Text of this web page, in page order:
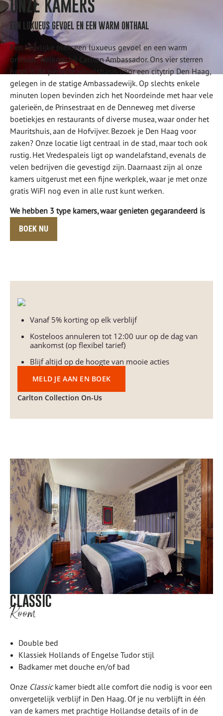
ONZE KAMERS
EEN LUXUEUS GEVOEL EN EEN WARM ONTHAAL
Een heerlijke plek, een luxueus gevoel en een warm
onthaal. Welkom bij Carlton Ambassador. Ons vier sterren
hotel is de perfecte uitvalsbasis voor een citytrip Den Haag,
gelegen in de statige Ambassadewijk. Op slechts enkele
minuten lopen bevinden zich het Noordeinde met haar vele
galerieën, de Prinsestraat en de Denneweg met diverse
boetiekjes en restaurants of diverse musea, waar onder het
Mauritshuis, aan de Hofvijver. Bezoek je Den Haag voor
zaken? Onze locatie ligt centraal in de stad, maar toch ook
rustig. Het Vredespaleis ligt op wandelafstand, evenals de
velen bedrijven die gevestigd zijn. Daarnaast zijn al onze
kamers uitgerust met een fijne werkplek, waar je met onze
gratis WiFI nog even in alle rust kunt werken.
We hebben 3 type kamers, waar genieten gegarandeerd is
BOEK NU
Vanaf 5% korting op elk verblijf
Kosteloos annuleren tot 12:00 uur op de dag van
aankomst (op flexibel tarief)
Blijf altijd op de hoogte van mooie acties
MELD JE AAN EN BOEK
Carlton Collection On-Us
CLASSIC
Room
Double bed
Klassiek Hollands of Engelse Tudor stijl
Badkamer met douche en/of bad
Onze Classickamer biedt alle comfort die nodig is voor een
onvergetelijk verblijf in Den Haag. Of je nu verblijft in één
van de kamers met prachtige Hollandse details of in de